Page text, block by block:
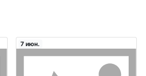
7 июн.